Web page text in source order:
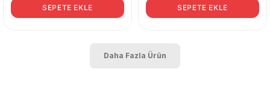
SEPETE EKLE SEPETE EKLE
Daha Fazla Ürün